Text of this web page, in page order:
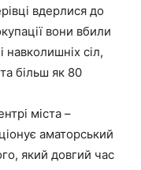
вдерлися до
вони вбили
навколишніх сіл,
більш як 80
міста –
аматорський
який довгий час